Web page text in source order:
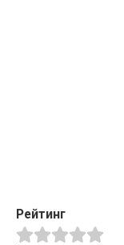
Рейтинг